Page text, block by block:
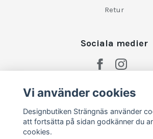
Retur
Sociala medier
Vi använder cookies
Designbutiken Strängnäs använder
att fortsätta på sidan godkänner du
cookies.